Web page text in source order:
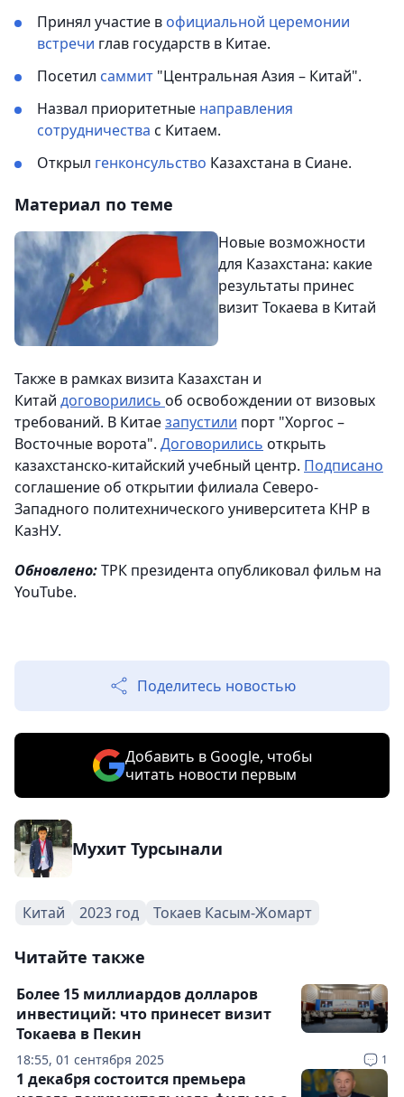
Принял участие в официальной церемонии
встречи глав государств в Китае.
Посетил саммит "Центральная Азия – Китай".
Назвал приоритетные направления
сотрудничества с Китаем.
Открыл генконсульство Казахстана в Сиане.
Материал по теме
Новые возможности
для Казахстана: какие
результаты принес
визит Токаева в Китай
Также в рамках визита Казахстан и
Китай договорились об освобождении от визовых
требований. В Китаезапустили порт "Хоргос –
Восточные ворота". Договорились открыть
казахстанско-китайский учебный центр. Подписано
соглашение об открытии филиала Северо-
Западного политехнического университета КНР в
КазНУ.
Обновлено:ТРК президента опубликовал фильм на
YouTube.
Поделитесь новостью
Добавить в Google, чтобы
читать новости первым
Мухит Турсынали
Китай 2023 год Токаев Касым-Жомарт
Читайте также
18:55, 01 сентября 2025 1
Более 15 миллиардов долларов
инвестиций: что принесет визит
Токаева в Пекин
1 декабря состоится премьера